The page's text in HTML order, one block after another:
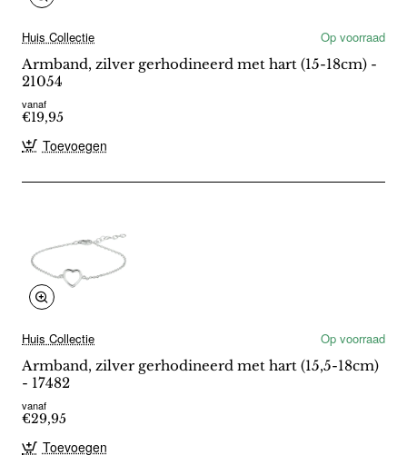
Huis Collectie
Op voorraad
Armband, zilver gerhodineerd met hart (15-18cm) -
21054
vanaf
€19,95
Toevoegen
Huis Collectie
Op voorraad
Armband, zilver gerhodineerd met hart (15,5-18cm)
- 17482
vanaf
€29,95
Toevoegen